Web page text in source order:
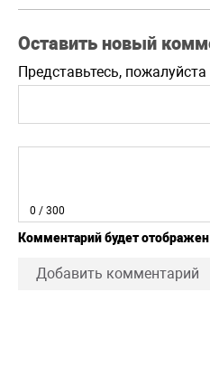
Оставить новый
Представьтесь, пожалуйста
0 / 300
Комментарий будет
Добавить комментарий